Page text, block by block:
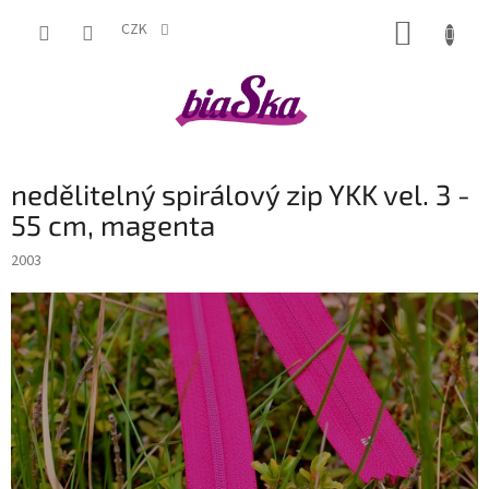
CZK
nedělitelný spirálový zip YKK vel. 3 -
55 cm, magenta
2003